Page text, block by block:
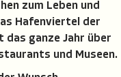
zum Leben und
Hafenviertel der
ganze Jahr über
und Museen.